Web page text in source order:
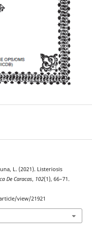
L. (2021). Listeriosis
De Caracas, 102(1), 66–71.
view/21921